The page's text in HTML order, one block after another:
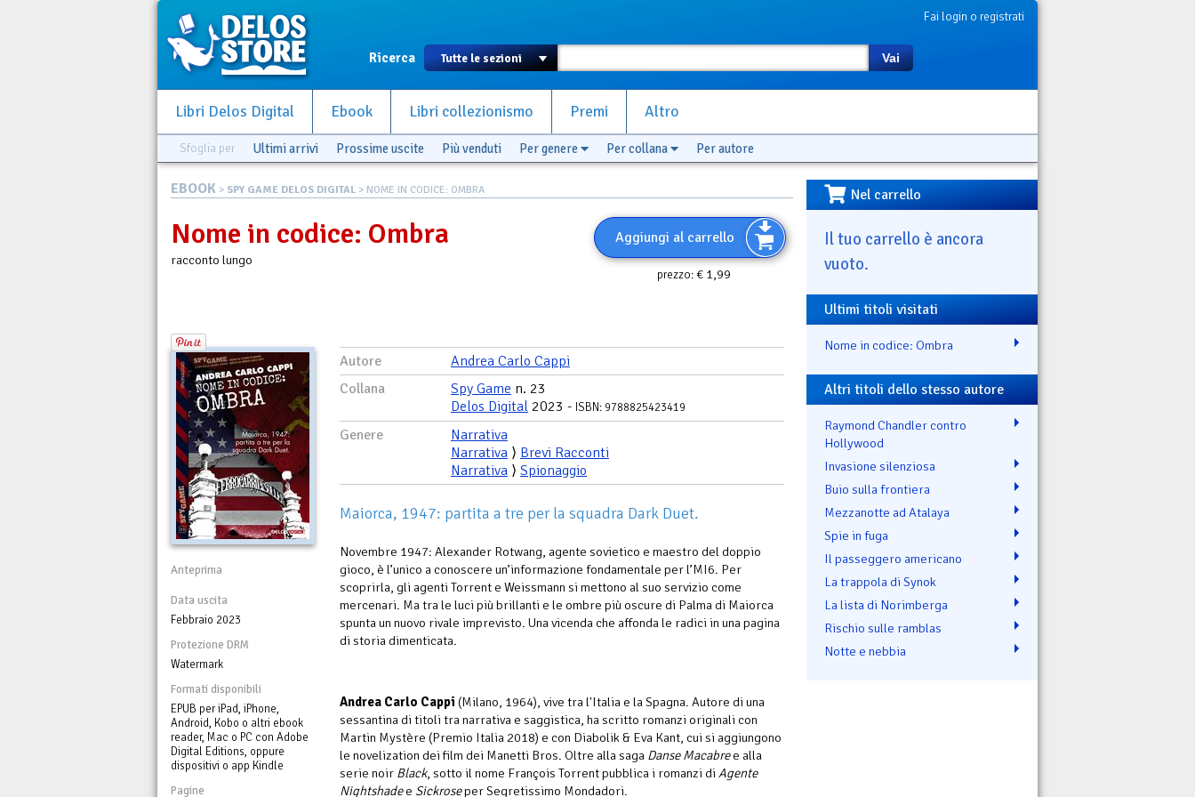
Fai login o registrati
Ricerca Vai
Libri Delos Digital Ebook Libri collezionismo Premi Altro
Sfoglia per Ultimi arrivi Prossime uscite Più venduti Per genere Per collana Per autore
EBOOK > SPY GAME DELOS DIGITAL > NOME IN CODICE: OMBRA
Aggiungi al carrello
prezzo:€ 1,99
Nome in codice: Ombra
racconto lungo
Anteprima
Data uscita
Febbraio 2023
Protezione DRM
Watermark
Formati disponibili
EPUB per iPad, iPhone,
Android, Kobo o altri ebook
reader, Mac o PC con Adobe
Digital Editions, oppure
dispositivi o app Kindle
Pagine
Autore
Andrea Carlo Cappi
Collana
Spy Game n. 23
Delos Digital 2023 - ISBN: 9788825423419
Genere
Narrativa
Narrativa ⟩ Brevi Racconti
Narrativa ⟩ Spionaggio
Maiorca, 1947: partita a tre per la squadra Dark Duet.
Novembre 1947: Alexander Rotwang, agente sovietico e maestro del doppio
gioco, è l’unico a conoscere un’informazione fondamentale per l’MI6. Per
scoprirla, gli agenti Torrent e Weissmann si mettono al suo servizio come
mercenari. Ma tra le luci più brillanti e le ombre più oscure di Palma di Maiorca
spunta un nuovo rivale imprevisto. Una vicenda che affonda le radici in una pagina
di storia dimenticata.
Andrea Carlo Cappi (Milano, 1964), vive tra l'Italia e la Spagna. Autore di una
sessantina di titoli tra narrativa e saggistica, ha scritto romanzi originali con
Martin Mystère (Premio Italia 2018) e con Diabolik & Eva Kant, cui si aggiungono
le novelization dei film dei Manetti Bros. Oltre alla saga Danse Macabree alla
serie noir Black, sotto il nome François Torrent pubblica i romanzi di Agente
Nightshadee Sickroseper Segretissimo Mondadori.
Nel carrello
Il tuo carrello è ancora
vuoto.
Ultimi titoli visitati
Nome in codice: Ombra
Altri titoli dello stesso autore
Raymond Chandler contro
Hollywood
Invasione silenziosa
Buio sulla frontiera
Mezzanotte ad Atalaya
Spie in fuga
Il passeggero americano
La trappola di Synok
La lista di Norimberga
Rischio sulle ramblas
Notte e nebbia